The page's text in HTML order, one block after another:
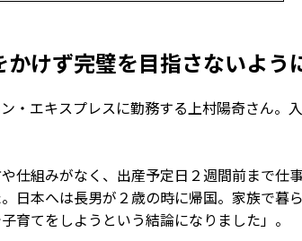
かけず完璧を目指さないよう
・エキスプレスに勤務する上村陽奇さん。
仕組みがなく、出産予定日２週間前まで仕
日本へは長男が２歳の時に帰国。家族で暮
育てをしようという結論になりました」。